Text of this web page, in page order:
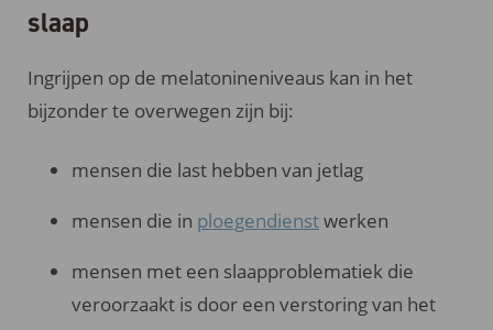
slaap
Ingrijpen op de melatonineniveaus kan in het
bijzonder te overwegen zijn bij:
mensen die last hebben van jetlag
mensen die in ploegendienstwerken
mensen met een slaapproblematiek die
veroorzaakt is door een verstoring van het